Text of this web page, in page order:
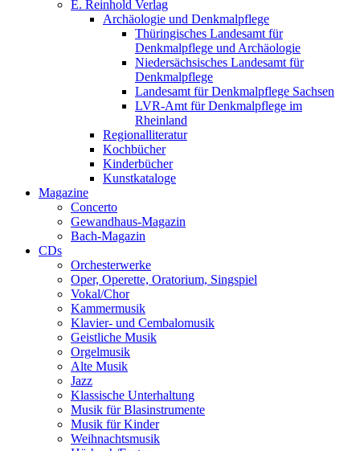
E. Reinhold Verlag
Archäologie und Denkmalpflege
Thüringisches Landesamt für
Denkmalpflege und Archäologie
Niedersächsisches Landesamt für
Denkmalpflege
Landesamt für Denkmalpflege Sachsen
LVR-Amt für Denkmalpflege im
Rheinland
Regionalliteratur
Kochbücher
Kinderbücher
Kunstkataloge
Magazine
Concerto
Gewandhaus-Magazin
Bach-Magazin
CDs
Orchesterwerke
Oper, Operette, Oratorium, Singspiel
Vokal/Chor
Kammermusik
Klavier- und Cembalomusik
Geistliche Musik
Orgelmusik
Alte Musik
Jazz
Klassische Unterhaltung
Musik für Blasinstrumente
Musik für Kinder
Weihnachtsmusik